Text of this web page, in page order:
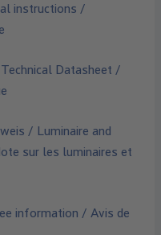
instructions /
Datasheet /
/ Luminaire and
sur les luminaires et
information / Avis de